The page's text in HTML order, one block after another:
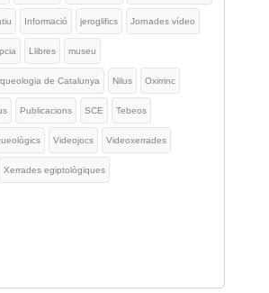
Informació jeroglifics Jornades vídeo
Llibres museu
de Catalunya Nilus Oxirrinc
Publicacions SCE Tebeos
Videojocs Videoxerrades
Xerrades egiptològiques